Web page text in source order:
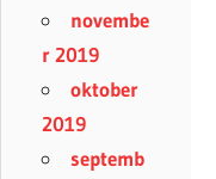
novembe
r 2019
oktober
2019
septemb